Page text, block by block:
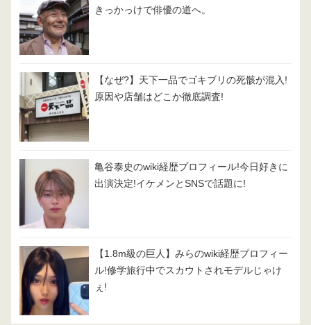
きっかっけで俳優の道へ。
【なぜ?】天下一品でゴキブリの死骸が混入!
原因や店舗はどこか徹底調査!
亀谷泰史のwiki経歴プロフィール!今日好きに
出演決定!イケメンとSNSで話題に!
【1.8m級の巨人】みらのwiki経歴プロフィー
ル!修学旅行中でスカウトされモデルじゃけ
ぇ!